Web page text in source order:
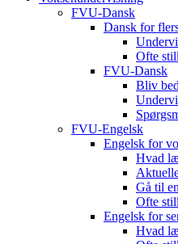
FVU-Dansk
Dansk for
Ofte
FVU-Dansk
Bliv
FVU-Engelsk
Engelsk for
Hvad
Gå til
Ofte
Engelsk for
Hvad